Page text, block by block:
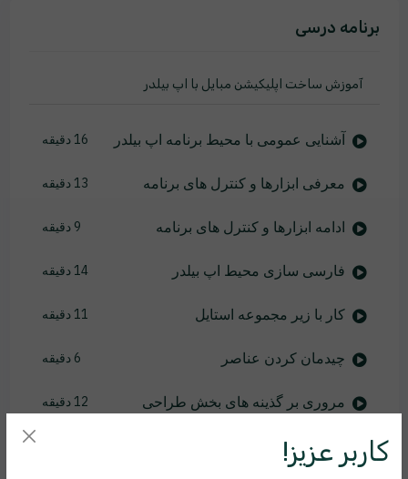
برنامه درسی
آموزش ساخت اپلیکیشن مبایل با اپ بیلدر
آشنایی عمومی با محیط برنامه اپ بیلدر 16 دقیقه
معرفی ابزارها و کنترل های برنامه 13 دقیقه
ادامه ابزارها و کنترل های برنامه 9 دقیقه
فارسی سازی محیط اپ بیلدر 14 دقیقه
کار با زیر مجموعه استایل 11 دقیقه
چیدمان کردن عناصر 6 دقیقه
مروری بر گذینه های بخش طراحی 12 دقیقه
کار با زیر شاخه های Inputsکاربر عزیز!